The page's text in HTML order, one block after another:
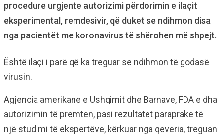
procedure urgjente autorizimi përdorimin e ilaçit
eksperimental, remdesivir, që duket se ndihmon disa
nga pacientët me koronavirus të shërohen më shpejt.
Është ilaçi i parë që ka treguar se ndihmon të godasë
virusin.
Agjencia amerikane e Ushqimit dhe Barnave, FDA e dha
autorizimin të premten, pasi rezultatet paraprake të
një studimi të ekspertëve, kërkuar nga qeveria, treguan